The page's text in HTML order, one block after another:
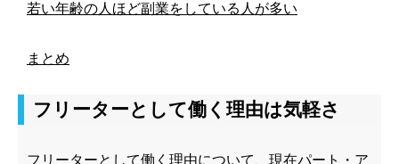
若い年齢の人ほど副業をしている人が多い
まとめ
フリーターとして働く理由は気軽さ
フリーターとして働く理由について、現在パート・ア